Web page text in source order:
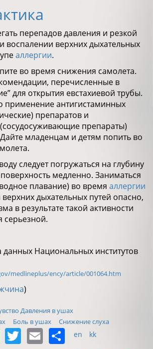
перепадов давления и резкой
воспалении верхних дыхательных
аллергии.
во время снижения самолета.
перечисленные в
для открытия евстахиевой трубы.
применение антигистаминных
препаратов и
(сосудосуживающие препараты)
младенцам и детям попить во
следует погружаться на глубину
медленно. Заниматься
плавание) во время аллергии
дыхательных путей опасно,
в результате такой активности
серьезной.
данных Национальных институтов
medlineplus/ency/article/001064.htm
)
Давления в ушах
Боль в ушах Снижение слуха
WhatsApp
TwitterEmailShare
en kk